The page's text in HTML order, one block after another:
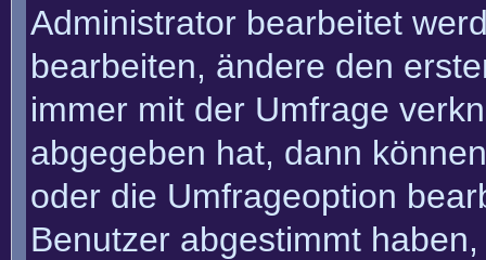
Administrator bearbeitet
bearbeiten, ändere den
immer mit der Umfrage
abgegeben hat, dann
oder die Umfrageoption
Benutzer abgestimmt